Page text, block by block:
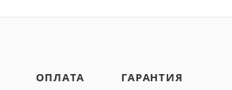
ОПЛАТА
ГАРАНТИЯ